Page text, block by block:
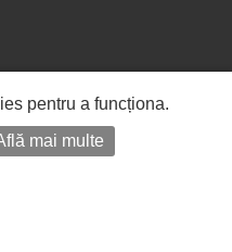
pentru a funcționa.
mai multe